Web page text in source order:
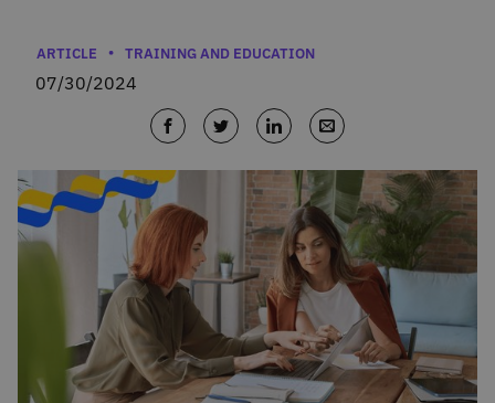
Categories
ARTICLE TRAINING AND EDUCATION
07/30/2024